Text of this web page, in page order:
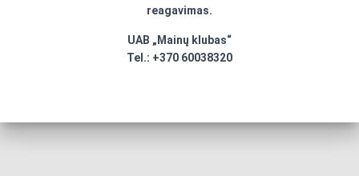
reagavimas.
UAB „Mainų klubas“
Tel.: +370 60038320